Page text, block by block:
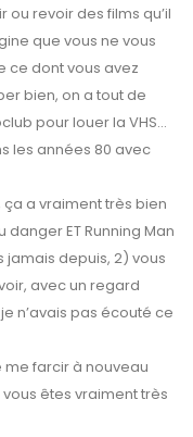
revoir des films qu’il
que vous ne vous
ce dont vous avez
bien, on a tout de
pour louer la VHS…
les années 80 avec
ça a vraiment très bien
danger ET Running Man
jamais depuis, 2) vous
avec un regard
n’avais pas écouté ce
me farcir à nouveau
vous êtes vraiment très